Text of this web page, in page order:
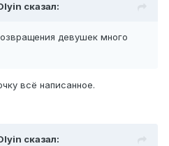
сказал:
девушек много
всё написанное.
сказал: